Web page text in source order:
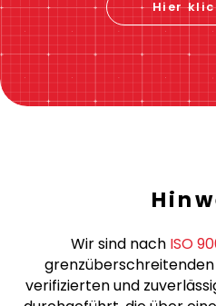
jetzt